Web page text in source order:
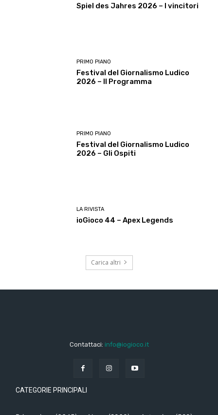
Spiel des Jahres 2026 – I vincitori
PRIMO PIANO
Festival del Giornalismo Ludico
2026 – Il Programma
PRIMO PIANO
Festival del Giornalismo Ludico
2026 – Gli Ospiti
LA RIVISTA
ioGioco 44 – Apex Legends
Carica altri
Contattaci: info@iogioco.it
CATEGORIE PRINCIPALI